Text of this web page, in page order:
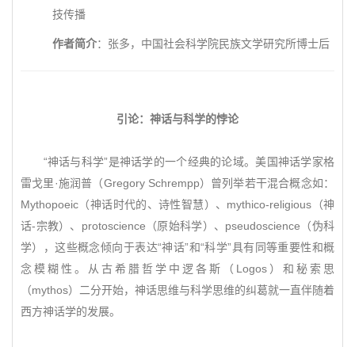
技传播
作者简介：张多，中国社会科学院民族文学研究所博士后
引论：神话与科学的悖论
“神话与科学”是神话学的一个经典的论域。美国神话学家格
雷戈里·施润普（Gregory Schrempp）曾列举若干混合概念如：
Mythopoeic（神话时代的、诗性智慧）、mythico-religious（神
话-宗教）、protoscience（原始科学）、pseudoscience（伪科
学），这些概念倾向于表达“神话”和“科学”具有同等重要性和概
念模糊性。从古希腊哲学中逻各斯（Logos）和秘索思
（mythos）二分开始，神话思维与科学思维的纠葛就一直伴随着
西方神话学的发展。